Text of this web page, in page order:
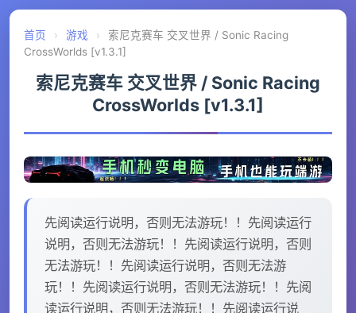
首页 › 游戏 ›
索尼克赛车 交叉世界 / Sonic Racing
CrossWorlds [v1.3.1]
索尼克赛车 交叉世界 / Sonic Racing
CrossWorlds [v1.3.1]
先阅读运行说明，否则无法游玩！！先阅读运行
说明，否则无法游玩！！先阅读运行说明，否则
无法游玩！！先阅读运行说明，否则无法游
玩！！先阅读运行说明，否则无法游玩！！先阅
读运行说明，否则无法游玩！！先阅读运行说